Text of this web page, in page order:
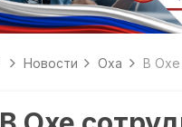
Новости Оха В Охе